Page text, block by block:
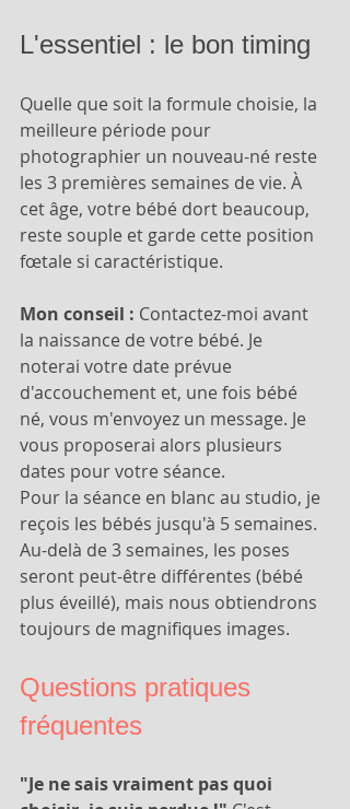
L'essentiel : le bon timing
Quelle que soit la formule choisie, la
meilleure période pour
photographier un nouveau-né reste
les 3 premières semaines de vie. À
cet âge, votre bébé dort beaucoup,
reste souple et garde cette position
fœtale si caractéristique.
Mon conseil : Contactez-moi avant
la naissance de votre bébé. Je
noterai votre date prévue
d'accouchement et, une fois bébé
né, vous m'envoyez un message. Je
vous proposerai alors plusieurs
dates pour votre séance.
Pour la séance en blanc au studio, je
reçois les bébés jusqu'à 5 semaines.
Au-delà de 3 semaines, les poses
seront peut-être différentes (bébé
plus éveillé), mais nous obtiendrons
toujours de magnifiques images.
Questions pratiques
fréquentes
"Je ne sais vraiment pas quoi